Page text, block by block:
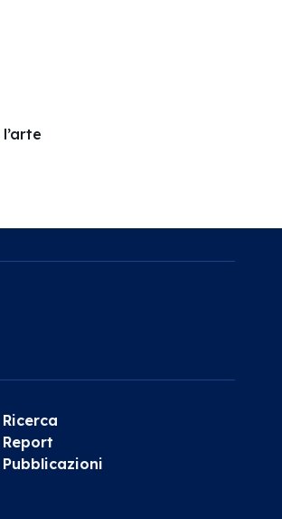
Ricerca
Report
Pubblicazioni